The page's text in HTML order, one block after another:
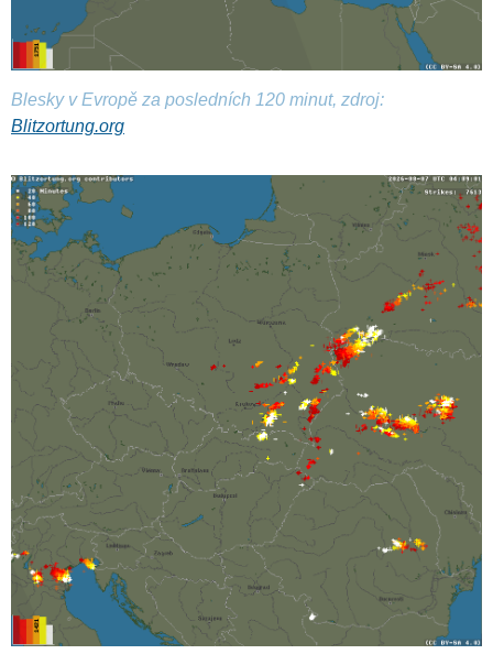
Blesky v Evropě za posledních 120 minut, zdroj:
Blitzortung.org